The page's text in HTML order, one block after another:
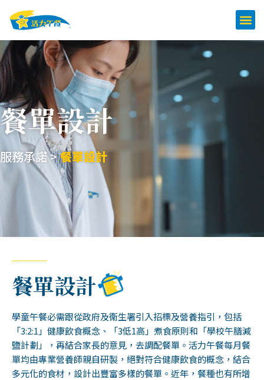
餐單設計
服務承諾 >餐單設計
餐單設計
學童午餐必需跟從政府及衞生署引入招標及營養指引，包括
「3:2:1」健康飲食概念、「3低1高」煮食原則和「學校午膳減
鹽計劃」，再結合家長的意見，去調配餐單。活力午餐每月餐
單均由專業營養師親自研製，絕對符合健康飲食的概念，結合
多元化的食材，設計出豐富多樣的餐單。近年，餐種也有所增